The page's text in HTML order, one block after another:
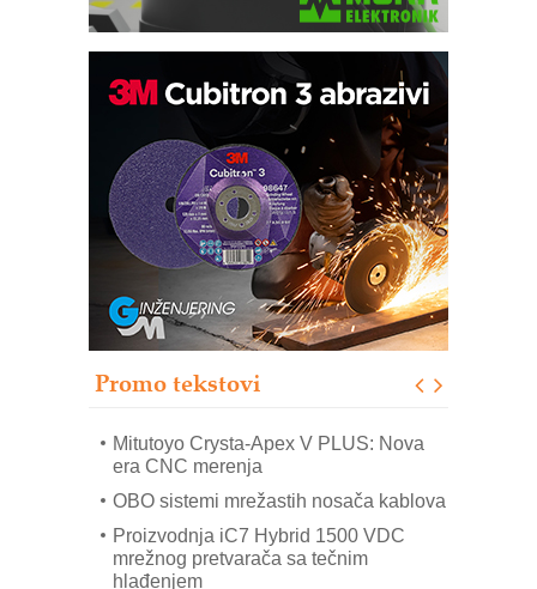
Promo tekstovi
Automatizacija pakovanja · Display
(Shelf-Ready) omotnice
Potpuna efikasnost bez složenih
sistema
Trajna oznaka kao dugoročna korist
Bezbednost na prvom mestu!
IB BLUMENAUER - više od 40 godina
poverenja u industriji
Art Utopia Studio – vizuelne priče
Mitutoyo Crysta-Apex V PLUS: Nova
era CNC merenja
OBO sistemi mrežastih nosača kablova
Proizvodnja iC7 Hybrid 1500 VDC
mrežnog pretvarača sa tečnim
hlađenjem